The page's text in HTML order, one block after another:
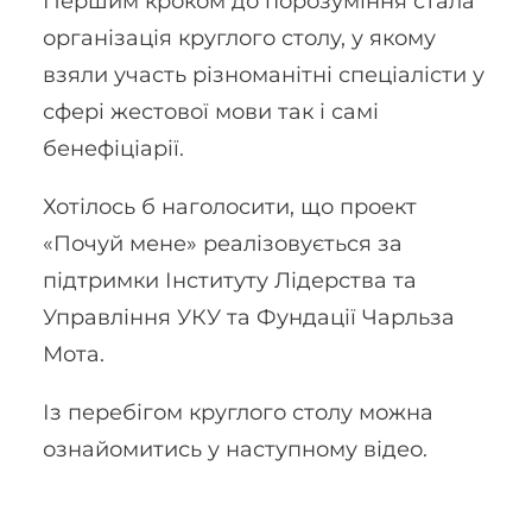
організація круглого столу, у якому
взяли участь різноманітні спеціалісти у
сфері жестової мови так і самі
бенефіціарії.
Хотілось б наголосити, що проект
«Почуй мене» реалізовується за
підтримки Інституту Лідерства та
Управління УКУ та Фундації Чарльза
Мота.
Із перебігом круглого столу можна
ознайомитись у наступному відео.